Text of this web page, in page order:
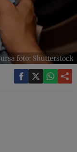
foto: Shutterstock